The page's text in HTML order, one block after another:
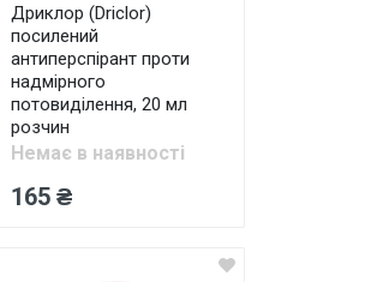
Дриклор (Driclor)
посилений
антиперспірант проти
надмірного
потовиділення, 20 мл
розчин
Немає в наявності
165 ₴